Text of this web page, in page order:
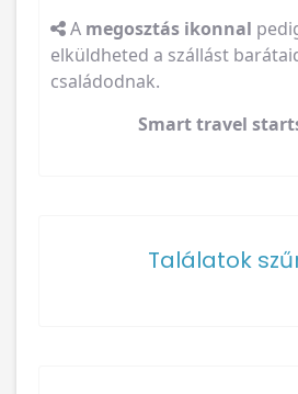
A megosztás ikonnal
elküldheted a szállást
családodnak.
Smart travel
Találatok